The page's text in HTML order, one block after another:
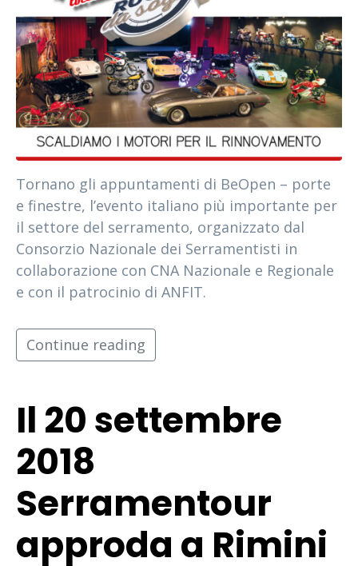
Tornano gli appuntamenti di BeOpen – porte
e finestre, l’evento italiano più importante per
il settore del serramento, organizzato dal
Consorzio Nazionale dei Serramentisti in
collaborazione con CNA Nazionale e Regionale
e con il patrocinio di ANFIT.
Continue reading
Il 20 settembre
2018
Serramentour
approda a Rimini